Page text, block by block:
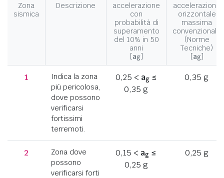
Zona
sismica
Descrizione
accelerazione
con
probabilità di
superamento
del 10% in 50
anni
[ag]
accelerazione
orizzontale
massima
convenzionale
(Norme
Tecniche)
[ag]
1
Indica la zona
più pericolosa,
dove possono
verificarsi
fortissimi
terremoti.
0,25 < ag≤
0,35 g
0,35 g
2
Zona dove
possono
verificarsi forti
0,15 < ag ≤
0,25 g
0,25 g